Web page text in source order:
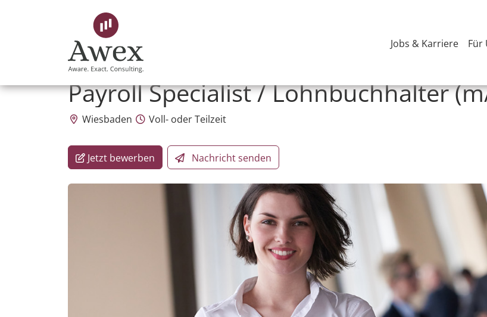
Jobs & Karriere Für
Awex HR Consulting GmbH
Payroll Specialist / Lohnbuchhalter
Wiesbaden Voll- oder Teilzeit
Jetzt bewerben Nachrichtsenden